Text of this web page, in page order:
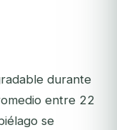
durante
entre 22
se